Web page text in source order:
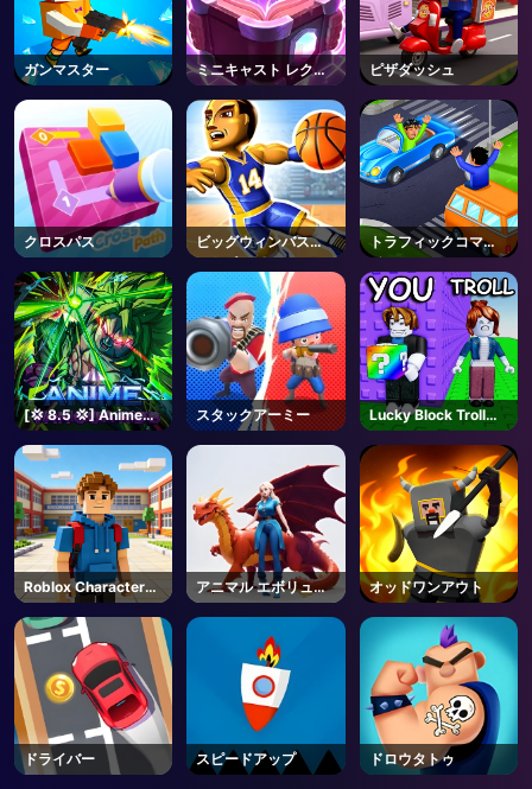
AD
ガンマスター
ミニキャスト レクレ
ッシュ
ピザダッシュ
クロスパス
ビッグウィンバスケ
ットボール
トラフィックコマン
ド
[💢 8.5 💢] Anime
Vanguards - Roblox
スタックアーミー
Lucky Block Troll
Tower - Roblox
Roblox Character
Generator
アニマル エボリュー
ション レース
オッドワンアウト
ドライバー スピードアップ ドロウタトゥ